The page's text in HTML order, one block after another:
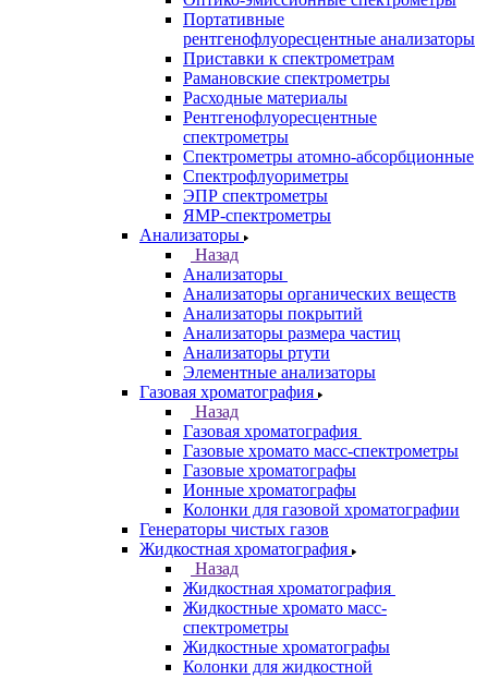
Спектрометры
Назад
Спектрометры
Автоматические Дозаторы
Атомно-Эмиссионные спектрометры
ВИД спектрофотометры
Дополнительное оборудование для
ААС
ИК-Фурье спектрометры
Инфракрасные микроскопы
Лазерные спектрометры
Масс спектрометры
Оптико-эмиссионные спектрометры
Портативные
рентгенофлуоресцентные анализаторы
Приставки к спектрометрам
Рамановские спектрометры
Расходные материалы
Рентгенофлуоресцентные
спектрометры
Спектрометры атомно-абсорбционные
Спектрофлуориметры
ЭПР спектрометры
ЯМР-спектрометры
Анализаторы
Назад
Анализаторы
Анализаторы органических веществ
Анализаторы покрытий
Анализаторы размера частиц
Анализаторы ртути
Элементные анализаторы
Газовая хроматография
Назад